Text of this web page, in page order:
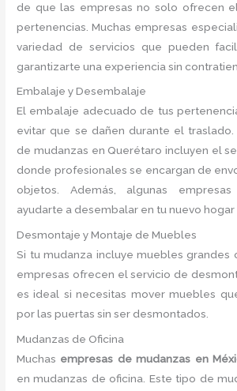
de que las empresas no solo ofrecen
pertenencias. Muchas empresas
variedad de servicios que pueden
garantizarte una experiencia sin
Embalaje y Desembalaje
El embalaje adecuado de tus
evitar que se dañen durante el traslado.
de mudanzas en Querétaro incluyen el
donde profesionales se encargan de
objetos. Además, algunas
ayudarte a desembalar en tu nuevo
Desmontaje y Montaje de Muebles
Si tu mudanza incluye muebles grandes
empresas ofrecen el servicio de
es ideal si necesitas mover muebles
por las puertas sin ser desmontados.
Mudanzas de Oficina
Muchas empresas de mudanzas en
en mudanzas de oficina. Este tipo de